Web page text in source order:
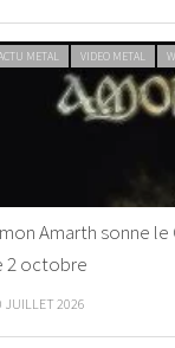
METAL VIDEO METAL
Amarth sonne le
2 octobre
JUILLET 2026